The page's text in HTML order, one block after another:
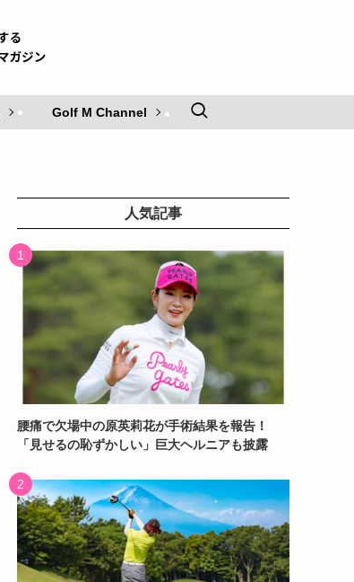
Golf M Channel
人気記事
腰痛で欠場中の原英莉花が手術結果を報告！
「見せるの恥ずかしい」巨大ヘルニアも披露